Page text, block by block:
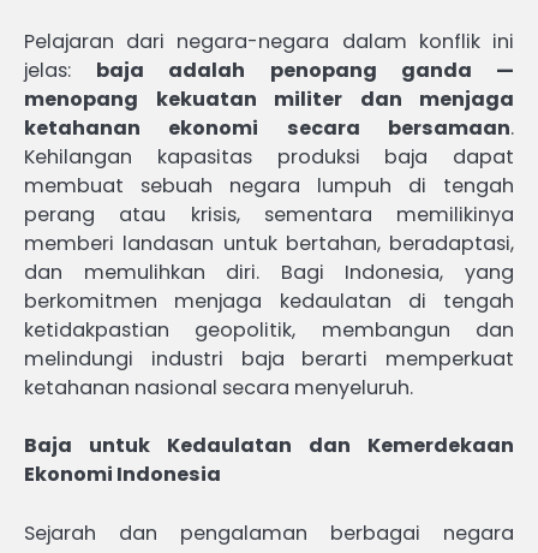
Pelajaran dari negara-negara dalam konflik ini
jelas: baja adalah penopang ganda —
menopang kekuatan militer dan menjaga
ketahanan ekonomi secara bersamaan.
Kehilangan kapasitas produksi baja dapat
membuat sebuah negara lumpuh di tengah
perang atau krisis, sementara memilikinya
memberi landasan untuk bertahan, beradaptasi,
dan memulihkan diri. Bagi Indonesia, yang
berkomitmen menjaga kedaulatan di tengah
ketidakpastian geopolitik, membangun dan
melindungi industri baja berarti memperkuat
ketahanan nasional secara menyeluruh.
Baja untuk Kedaulatan dan Kemerdekaan
Ekonomi Indonesia
Sejarah dan pengalaman berbagai negara